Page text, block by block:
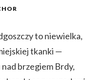
to niewielka,
tkanki —
brzegiem Brdy,